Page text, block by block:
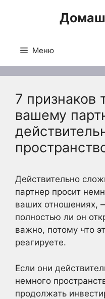
Меню
7 признаков
вашему
Действительно
партнер просит
ваших отношениях,
полностью ли он
важно, потому что
реагируете.
Если они
немного
продолжать